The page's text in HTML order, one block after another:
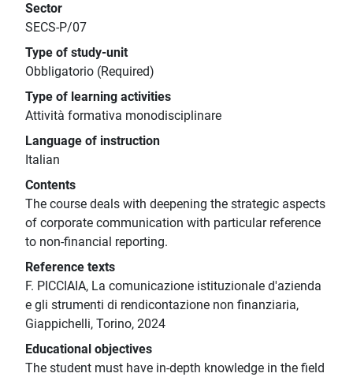
Sector
SECS-P/07
Type of study-unit
Obbligatorio (Required)
Type of learning activities
Attività formativa monodisciplinare
Language of instruction
Italian
Contents
The course deals with deepening the strategic aspects
of corporate communication with particular reference
to non-financial reporting.
Reference texts
F. PICCIAIA, La comunicazione istituzionale d'azienda
e gli strumenti di rendicontazione non finanziaria,
Giappichelli, Torino, 2024
Educational objectives
The student must have in-depth knowledge in the field